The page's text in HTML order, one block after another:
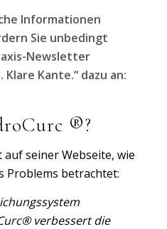
Informationen
Sie unbedingt
Newsletter
Kante.“ dazu an:
®?
seiner Webseite, wie
Problems betrachtet:
verbessert die